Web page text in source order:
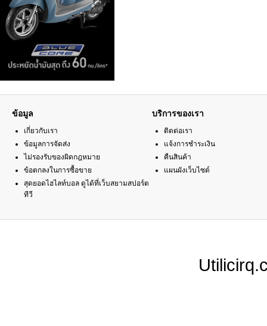
ข้อมูล
เกี่ยวกับเรา
ข้อมูลการจัดส่ง
ไม่รองรับของผิดกฎหมาย
ข้อตกลงในการซื้อขาย
สุดยอดไฮไลท์บอล ดูได้ที่เว็บสยามสปอร์ต
ทีวี
บริการของเรา
ติดต่อเรา
แจ้งการชำระเงิน
คืนสินค้า
แผนผังเว็บไซต์